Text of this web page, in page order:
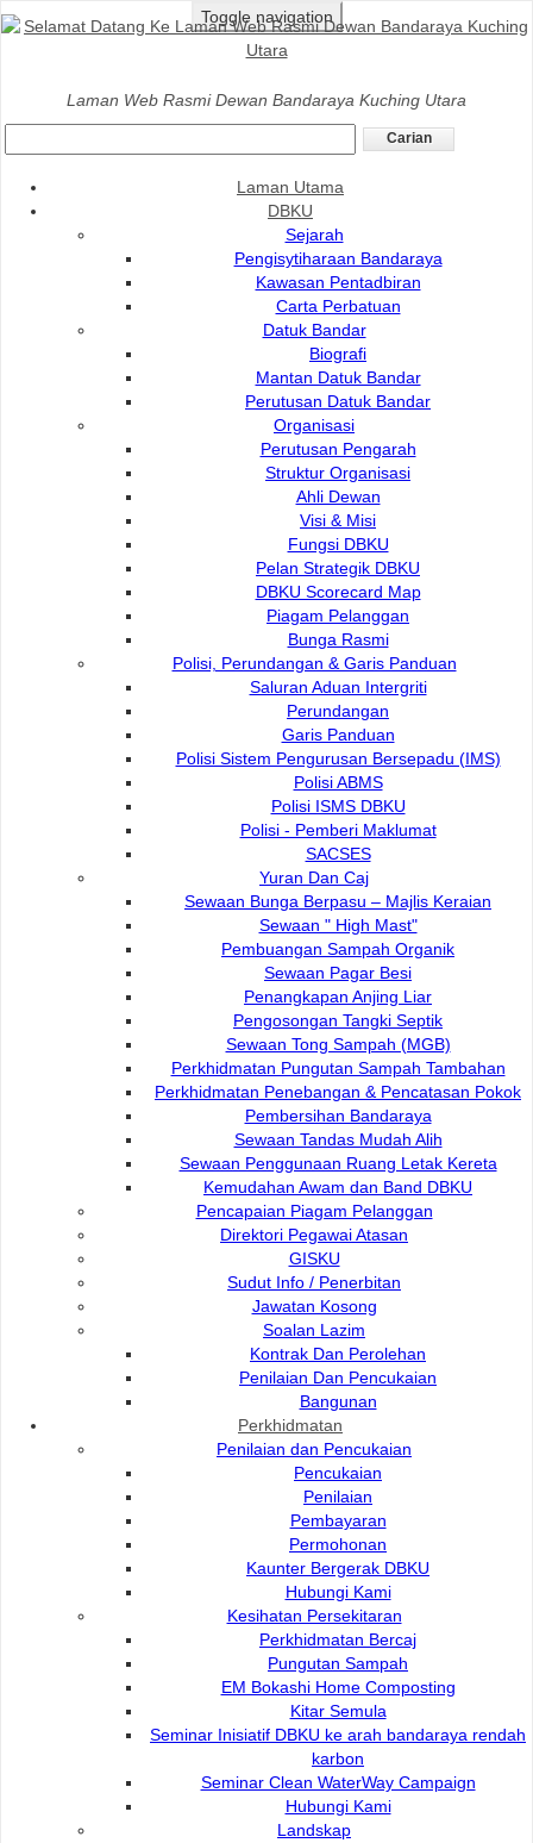
Toggle navigation
Laman Web Rasmi Dewan Bandaraya Kuching Utara
Laman Utama
DBKU
Sejarah
Pengisytiharaan Bandaraya
Kawasan Pentadbiran
Carta Perbatuan
Datuk Bandar
Biografi
Mantan Datuk Bandar
Perutusan Datuk Bandar
Organisasi
Perutusan Pengarah
Struktur Organisasi
Ahli Dewan
Visi & Misi
Fungsi DBKU
Pelan Strategik DBKU
DBKU Scorecard Map
Piagam Pelanggan
Bunga Rasmi
Polisi, Perundangan & Garis Panduan
Saluran Aduan Intergriti
Perundangan
Garis Panduan
Polisi Sistem Pengurusan Bersepadu (IMS)
Polisi ABMS
Polisi ISMS DBKU
Polisi - Pemberi Maklumat
SACSES
Yuran Dan Caj
Sewaan Bunga Berpasu – Majlis Keraian
Sewaan " High Mast"
Pembuangan Sampah Organik
Sewaan Pagar Besi
Penangkapan Anjing Liar
Pengosongan Tangki Septik
Sewaan Tong Sampah (MGB)
Perkhidmatan Pungutan Sampah Tambahan
Perkhidmatan Penebangan & Pencatasan Pokok
Pembersihan Bandaraya
Sewaan Tandas Mudah Alih
Sewaan Penggunaan Ruang Letak Kereta
Kemudahan Awam dan Band DBKU
Pencapaian Piagam Pelanggan
Direktori Pegawai Atasan
GISKU
Sudut Info / Penerbitan
Jawatan Kosong
Soalan Lazim
Kontrak Dan Perolehan
Penilaian Dan Pencukaian
Bangunan
Perkhidmatan
Penilaian dan Pencukaian
Pencukaian
Penilaian
Pembayaran
Permohonan
Kaunter Bergerak DBKU
Hubungi Kami
Kesihatan Persekitaran
Perkhidmatan Bercaj
Pungutan Sampah
EM Bokashi Home Composting
Kitar Semula
Seminar Inisiatif DBKU ke arah bandaraya rendah
karbon
Seminar Clean WaterWay Campaign
Hubungi Kami
Landskap
Hubungi Kami :
Pautan Popular:
Laman Utama>Komuniti> Perpustakaan Bandaraya>
Yuran Dan Caj
PEMBAHARUAN KAD
RM5.00
(tempoh 1 tahun)
PENGANTIAN KAD
RM5.00
AHLI
PETI PENYIMPANAN
RM0.40
KUNCI PETI
PENYIMPAN BARANG
RM30.00
PENGGUNAAN
KOMPUTER
RM3.00/ 1
jam
RM3.60/ 1
jam
FOTOKOPI (A4 SIZE)
RM0.10/
helaian
RM0.15 /
helaian
(HITAM & PUTEH : A4
RM0.30 / helaian
PERKHIDMATAN
PINJAMAN ANTARA
PERPUSTAKAAN
RM2.00
Perpustakaan Bandaraya
Lokasi, Alamat & Waktu Operasi
Perpustakaan Komuniti
Yuran Dan Caj
Q-Transform Book Drop
Perkhidmatan Pinjaman Antara Perpustakaan
Aktiviti-Aktiviti
Hubungi Kami